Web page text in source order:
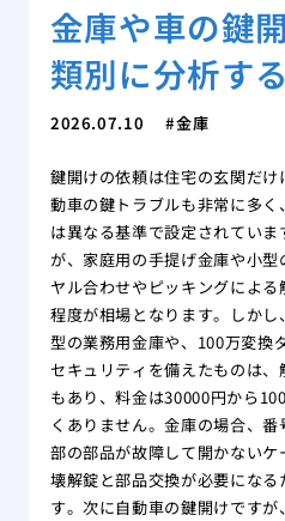
金庫や車の鍵
類別に分析する
2026.07.10 金庫
鍵開けの依頼は住宅の玄関だ
動車の鍵トラブルも非常に多
は異なる基準で設定されてい
が、家庭用の手提げ金庫や小
ヤル合わせやピッキングによ
程度が相場となります。しか
型の業務用金庫や、100万変換
セキュリティを備えたものは
もあり、料金は30000円から
くありません。金庫の場合、
部の部品が故障して開かない
壊解錠と部品交換が必要にな
す。次に自動車の鍵開けです